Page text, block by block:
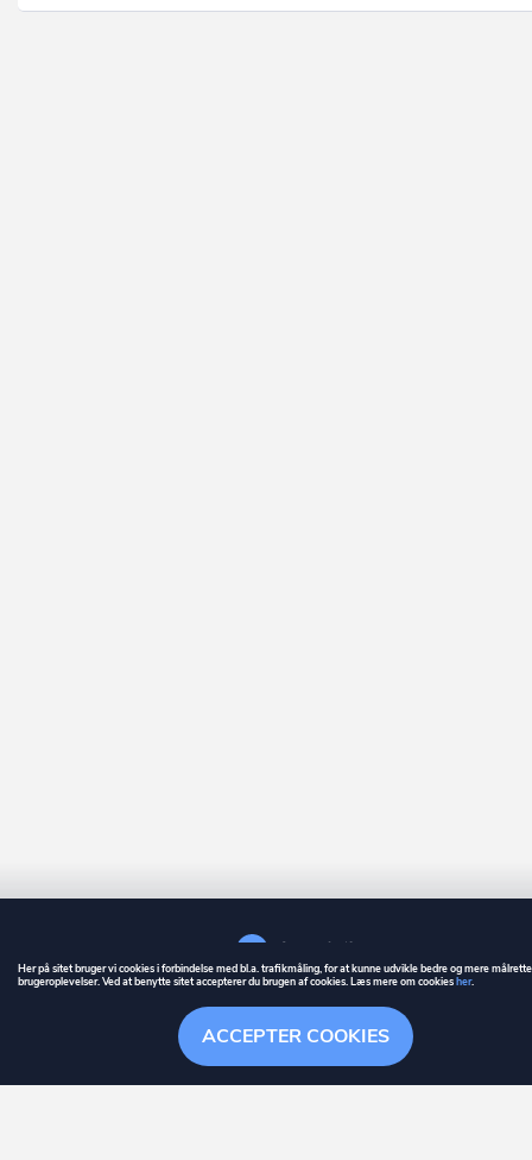
Søgehistorik Menu
GUIDE BETINGELSER
er et registreret varemærke tilhørende ownr ApS – CVR nr.: 36 40 88
Stationsparken 26. 2., 2600 Glostrup, info@ownr.dk
ACCEPTER COOKIES
Her på sitet bruger vi cookies i forbindelse med bl.a. trafikmåling, for at kunne udvikle bedre og mere
brugeroplevelser. Ved at benytte sitet accepterer du brugen af cookies. Læs mere om cookiesher.